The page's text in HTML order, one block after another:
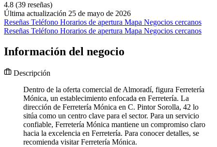
4.8 (39 reseñas)
Última actualización 25 de mayo de 2026
Reseñas Teléfono Horarios de apertura Mapa Negocios cercanos
Reseñas Teléfono Horarios de apertura Mapa Negocios cercanos
Información del negocio
Descripción
Dentro de la oferta comercial de Almoradí, figura Ferretería
Mónica, un establecimiento enfocada en Ferretería. La
dirección de Ferretería Mónica en C. Pintor Sorolla, 42 lo
sitúa como un centro clave para el sector. Para un servicio
confiable, Ferretería Mónica mantiene un compromiso claro
hacia la excelencia en Ferretería. Para conocer detalles, se
recomienda visitar Ferretería Mónica.